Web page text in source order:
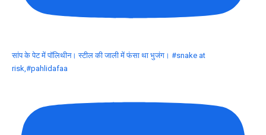
सांप के पेट में पॉलिथीन। स्टील की जाली में फंसा था भुजंग। #snake at
risk,#pahlidafaa